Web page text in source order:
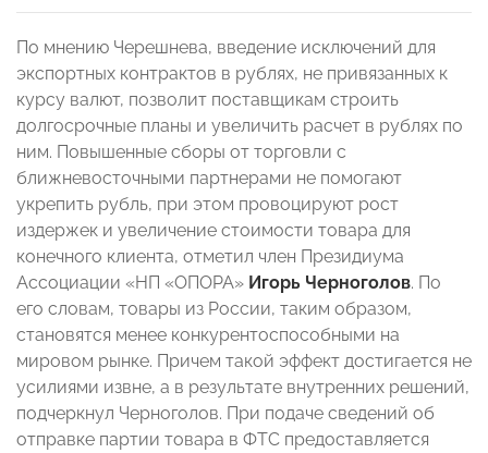
По мнению Черешнева, введение исключений для
экспортных контрактов в рублях, не привязанных к
курсу валют, позволит поставщикам строить
долгосрочные планы и увеличить расчет в рублях по
ним. Повышенные сборы от торговли с
ближневосточными партнерами не помогают
укрепить рубль, при этом провоцируют рост
издержек и увеличение стоимости товара для
конечного клиента, отметил член Президиума
Ассоциации «НП «ОПОРА» Игорь Черноголов. По
его словам, товары из России, таким образом,
становятся менее конкурентоспособными на
мировом рынке. Причем такой эффект достигается не
усилиями извне, а в результате внутренних решений,
подчеркнул Черноголов. При подаче сведений об
отправке партии товара в ФТС предоставляется